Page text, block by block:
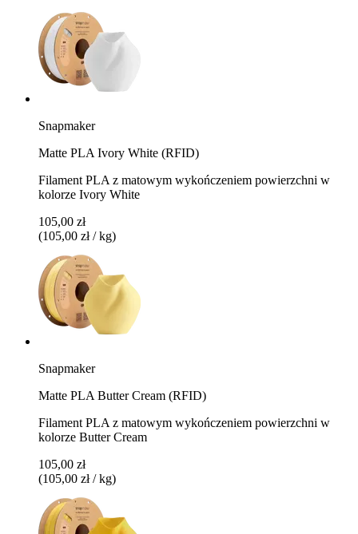
Snapmaker
Matte PLA Ivory White (RFID)
Filament PLA z matowym wykończeniem powierzchni w
kolorze Ivory White
105,00 zł
(105,00 zł / kg)
Snapmaker
Matte PLA Butter Cream (RFID)
Filament PLA z matowym wykończeniem powierzchni w
kolorze Butter Cream
105,00 zł
(105,00 zł / kg)